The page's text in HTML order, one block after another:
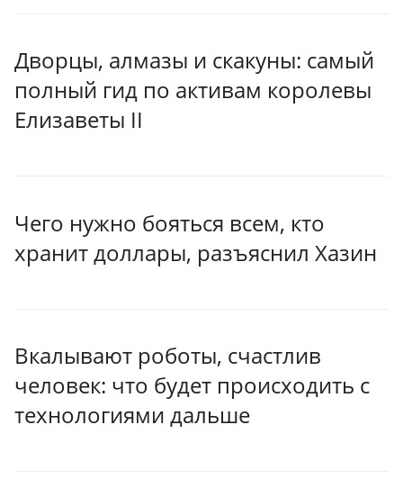
Дворцы, алмазы и скакуны: самый
полный гид по активам королевы
Елизаветы II
Чего нужно бояться всем, кто
хранит доллары, разъяснил Хазин
Вкалывают роботы, счастлив
человек: что будет происходить с
технологиями дальше